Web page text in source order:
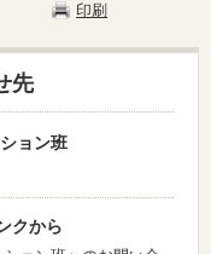
印刷
先
ョン班
クから